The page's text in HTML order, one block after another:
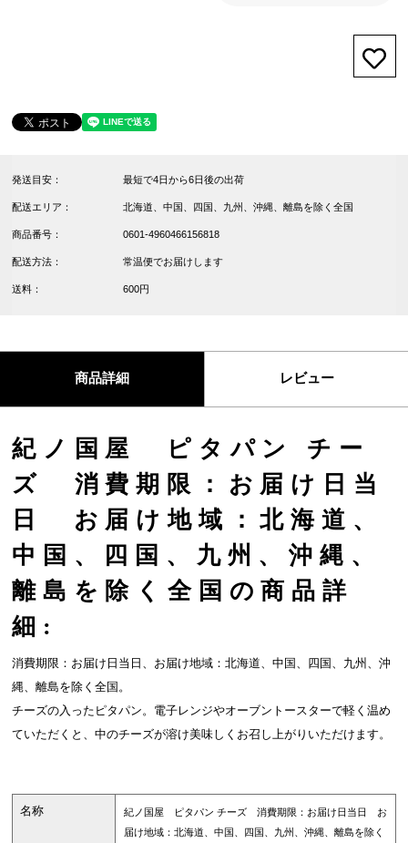
発送目安： 最短で4日から6日後の出荷
配送エリア： 北海道、中国、四国、九州、沖縄、離島を除く全国
商品番号： 0601-4960466156818
配送方法： 常温便でお届けします
送料： 600円
商品詳細 レビュー
紀ノ国屋 ピタパン チー
ズ 消費期限：お届け日当
日 お届け地域：北海道、
中国、四国、九州、沖縄、
離島を除く全国の商品詳
細:
消費期限：お届け日当日、お届け地域：北海道、中国、四国、九州、沖
縄、離島を除く全国。
チーズの入ったピタパン。電子レンジやオーブントースターで軽く温め
ていただくと、中のチーズが溶け美味しくお召し上がりいただけます。
名称
紀ノ国屋 ピタパン チーズ 消費期限：お届け日当日 お
届け地域：北海道、中国、四国、九州、沖縄、離島を除く